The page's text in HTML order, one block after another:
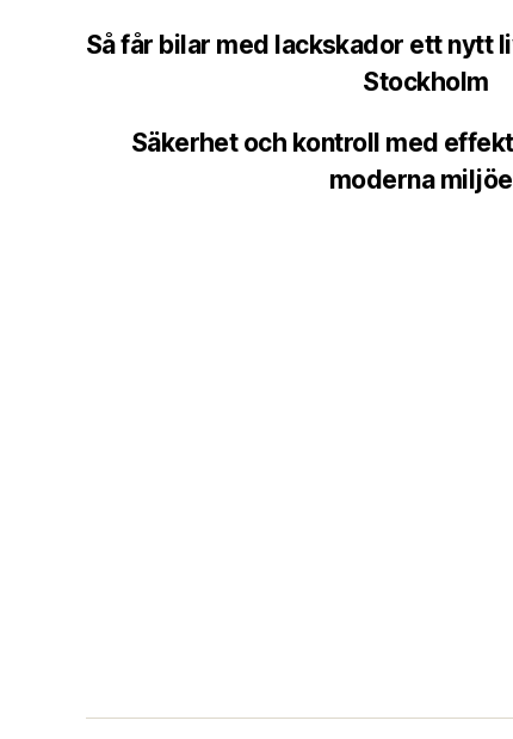
Så får bilar med lackskador ett nytt
Stockholm
Säkerhet och kontroll med
moderna